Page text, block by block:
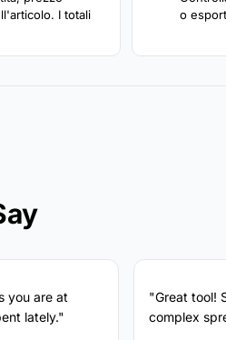
I totali
o
you are at
lately."
"Great tool!
complex